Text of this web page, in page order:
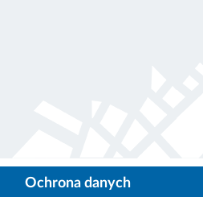
Ochrona danych